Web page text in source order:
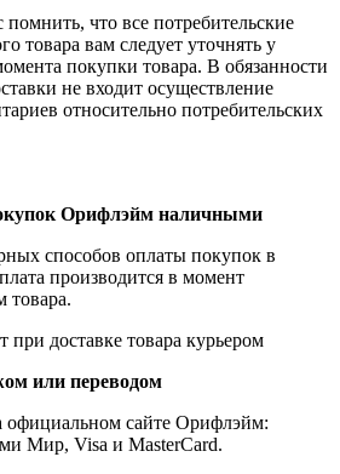
что все потребительские
товара вам следует уточнять у
покупки товара. В обязанности
не входит осуществление
относительно потребительских
Орифлэйм наличными
способов оплаты покупок в
производится в момент
товара.
доставке товара курьером
или переводом
официальном сайте Орифлэйм:
Мир, Visa и MasterCard.